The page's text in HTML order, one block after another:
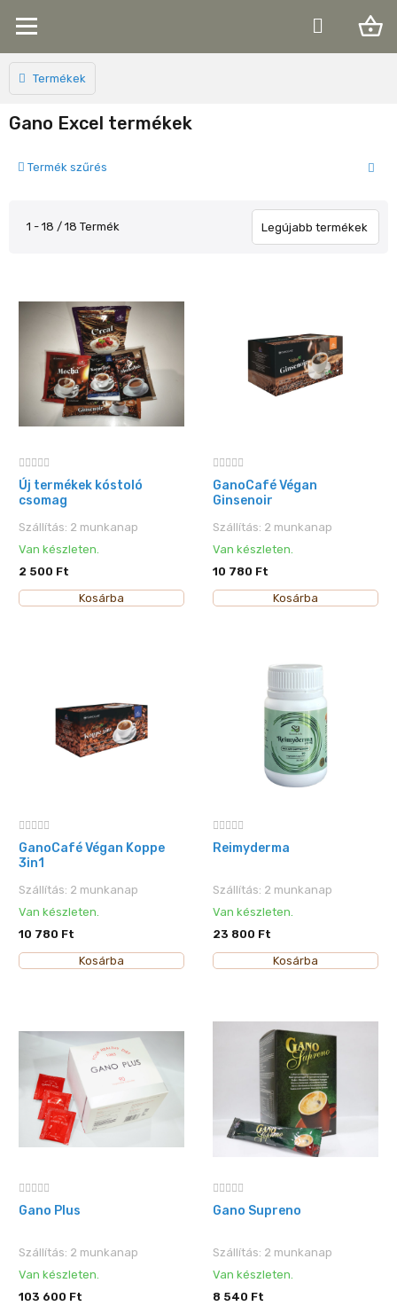
shopping_basket
Termékek
Gano Excel termékek
Termék szűrés
1 - 18 / 18 Termék
Új termékek kóstoló
csomag
Szállítás: 2 munkanap
Van készleten.
2 500 Ft
Kosárba
GanoCafé Végan
Ginsenoir
Szállítás: 2 munkanap
Van készleten.
10 780 Ft
Kosárba
GanoCafé Végan Koppe
3in1
Szállítás: 2 munkanap
Van készleten.
10 780 Ft
Kosárba
Reimyderma
Szállítás: 2 munkanap
Van készleten.
23 800 Ft
Kosárba
Gano Plus
Szállítás: 2 munkanap
Van készleten.
103 600 Ft
Gano Supreno
Szállítás: 2 munkanap
Van készleten.
8 540 Ft